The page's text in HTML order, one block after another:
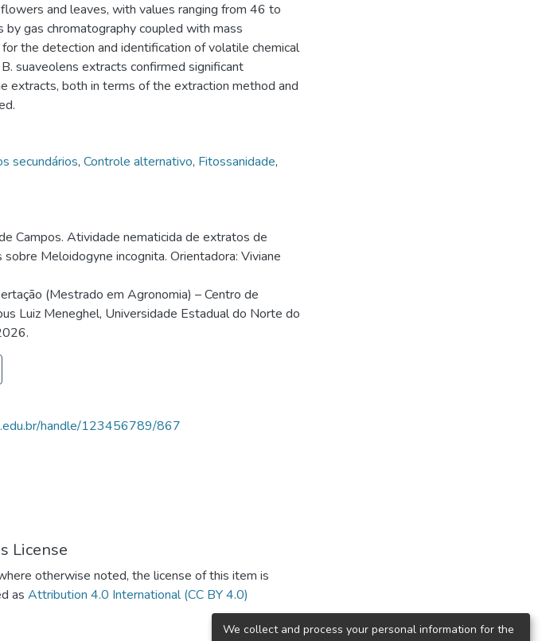
and leaves, with values ranging from 46 to
gas chromatography coupled with mass
the detection and identification of volatile chemical
suaveolens extracts confirmed significant
extracts, both in terms of the extraction method and
secundários, Controle alternativo, Fitossanidade,
Campos. Atividade nematicida de extratos de
sobre Meloidogyne incognita. Orientadora: Viviane
(Mestrado em Agronomia) – Centro de
Luiz Meneghel, Universidade Estadual do Norte do
handle/123456789/867
License
otherwise noted, the license of this item is
as Attribution 4.0 International (CC BY 4.0)
We collect and process your personal information for the